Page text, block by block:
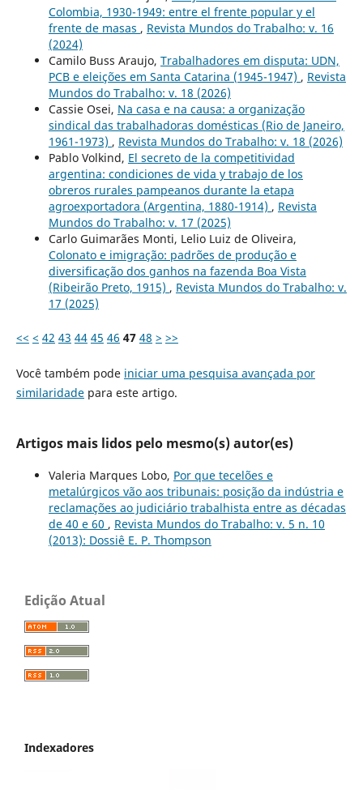
Colombia, 1930-1949: entre el frente popular y el
frente de masas , Revista Mundos do Trabalho: v. 16
(2024)
Camilo Buss Araujo, Trabalhadores em disputa: UDN,
PCB e eleições em Santa Catarina (1945-1947) , Revista
Mundos do Trabalho: v. 18 (2026)
Cassie Osei, Na casa e na causa: a organização
sindical das trabalhadoras domésticas (Rio de Janeiro,
1961-1973) , Revista Mundos do Trabalho: v. 18 (2026)
Pablo Volkind, El secreto de la competitividad
argentina: condiciones de vida y trabajo de los
obreros rurales pampeanos durante la etapa
agroexportadora (Argentina, 1880-1914) , Revista
Mundos do Trabalho: v. 17 (2025)
Carlo Guimarães Monti, Lelio Luiz de Oliveira,
Colonato e imigração: padrões de produção e
diversificação dos ganhos na fazenda Boa Vista
(Ribeirão Preto, 1915) , Revista Mundos do Trabalho: v.
17 (2025)
<< < 42 43 44 45 46 47 48 > >>
Você também pode iniciar uma pesquisa avançada por
similaridadepara este artigo.
Artigos mais lidos pelo mesmo(s) autor(es)
Valeria Marques Lobo, Por que tecelões e
metalúrgicos vão aos tribunais: posição da indústria e
reclamações ao judiciário trabalhista entre as décadas
de 40 e 60 , Revista Mundos do Trabalho: v. 5 n. 10
(2013): Dossiê E. P. Thompson
Edição Atual
Indexadores